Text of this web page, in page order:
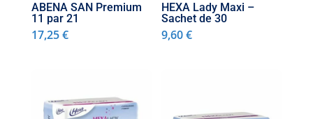
ABENA SAN Premium
11 par 21
17,25€
HEXA Lady Maxi –
Sachet de 30
9,60€